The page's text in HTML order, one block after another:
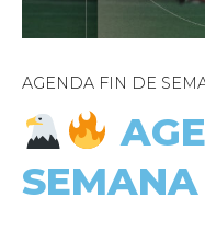
AGENDA FIN DE
SEMANA